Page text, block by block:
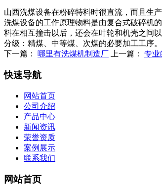
山西洗煤设备在粉碎特料时很直流，而且生
洗煤设备的工作原理物料是由复合式破碎机
料在相互撞击以后，还会在叶轮和机壳之间
分级：精煤、中等煤、次煤的必要加工工序。
下一篇： 哪里有洗煤机制造厂 上一篇： 专业
快速导航
网站首页
公司介绍
产品中心
新闻资讯
荣誉资质
案例展示
联系我们
网站首页